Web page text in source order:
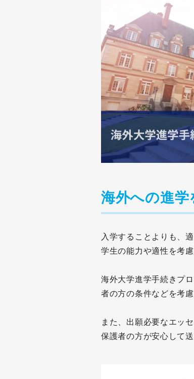
海外への進学
入学することよりも、
学生の能力や適性を考
海外大学進学手続きプ
者の方の条件などを考
また、出願必要なエッ
保護者の方が安心して